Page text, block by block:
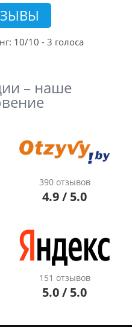
10/10 - 3 голоса
– наше
390 отзывов
4.9 / 5.0
151 отзывов
5.0 / 5.0